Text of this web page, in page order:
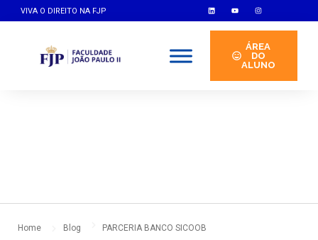
VIVA O DIREITO NA FJP
ÁREA
DO
ALUNO
Home Blog PARCERIA BANCO SICOOB